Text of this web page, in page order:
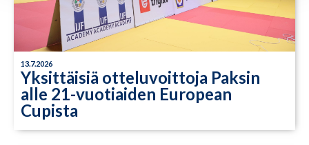
13.7.2026
Yksittäisiä otteluvoittoja Paksin
alle 21-vuotiaiden European
Cupista